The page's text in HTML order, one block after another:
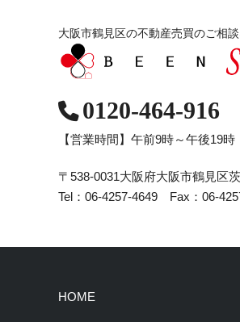
大阪市鶴見区の不動産売買のご相
0120-464-916
【営業時間】午前9時～午後19時
〒538-0031大阪府大阪市鶴見区
Tel：06-4257-4649 Fax：06-
HOME